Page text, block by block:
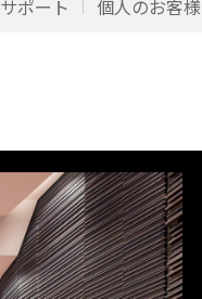
サポート 個人のお客様